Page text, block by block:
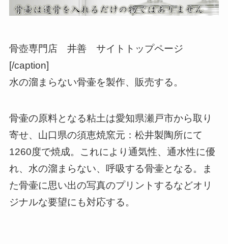
骨壺専門店 井善 サイトトップページ
[/caption]
水の溜まらない骨壷を製作、販売する。
骨壷の原料となる粘土は愛知県瀬戸市から取り
寄せ、山口県の須恵焼窯元：松井製陶所にて
1260度で焼成。これにより通気性、通水性に優
れ、水の溜まらない、呼吸する骨壷となる。ま
た骨壷に思い出の写真のプリントするなどオリ
ジナルな要望にも対応する。